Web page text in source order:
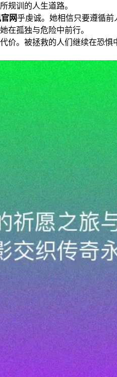
规训的人生道路。
网乎虔诚。她相信只要遵循
在孤独与危险中前行。
价。被拯救的人们继续在恐